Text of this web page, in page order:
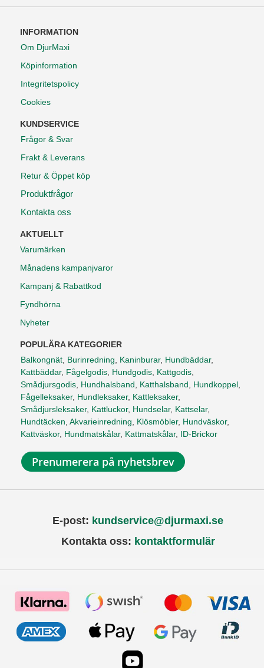
INFORMATION
Om DjurMaxi
Köpinformation
Integritetspolicy
Cookies
KUNDSERVICE
Frågor & Svar
Frakt & Leverans
Retur & Öppet köp
Produktfrågor
Kontakta oss
AKTUELLT
Varumärken
Månadens kampanjvaror
Kampanj & Rabattkod
Fyndhörna
Nyheter
POPULÄRA KATEGORIER
Balkongnät, Burinredning, Kaninburar, Hundbäddar,
Kattbäddar, Fågelgodis, Hundgodis, Kattgodis,
Smådjursgodis, Hundhalsband, Katthalsband, Hundkoppel,
Fågelleksaker, Hundleksaker, Kattleksaker,
Smådjursleksaker, Kattluckor, Hundselar, Kattselar,
Hundtäcken, Akvarieinredning, Klösmöbler, Hundväskor,
Kattväskor, Hundmatskålar, Kattmatskålar, ID-Brickor
Prenumerera på nyhetsbrev
E-post: kundservice@djurmaxi.se
Kontakta oss: kontaktformulär